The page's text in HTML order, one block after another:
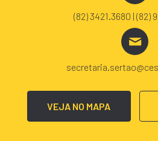
(82) 3421.3680 | (82)
VEJA NO MAPA